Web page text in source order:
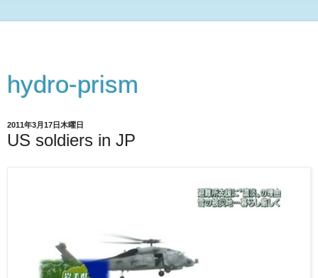
hydro-prism
2011年3月17日木曜日
US soldiers in JP